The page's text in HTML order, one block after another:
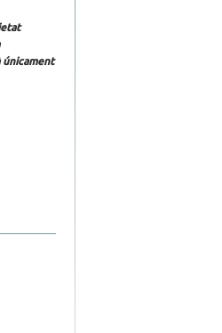
únicament